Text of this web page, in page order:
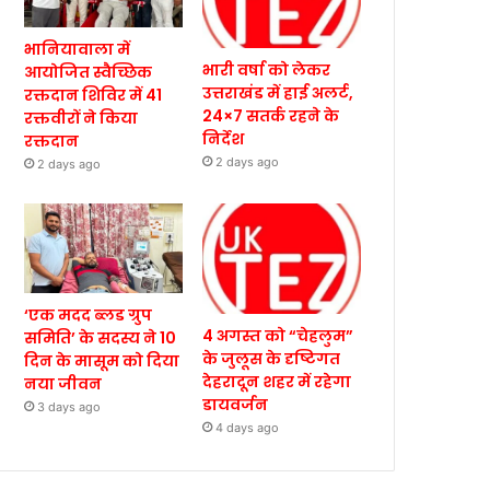
भानियावाला में
आयोजित स्वैच्छिक
रक्तदान शिविर में 41
रक्तवीरों ने किया
रक्तदान
2 days ago
भारी वर्षा को लेकर
उत्तराखंड में हाई अलर्ट,
24×7 सतर्क रहने के
निर्देश
2 days ago
‘एक मदद ब्लड ग्रुप
समिति’ के सदस्य ने 10
दिन के मासूम को दिया
नया जीवन
3 days ago
4 अगस्त को “चेहलुम”
के जुलूस के दृष्टिगत
देहरादून शहर में रहेगा
डायवर्जन
4 days ago